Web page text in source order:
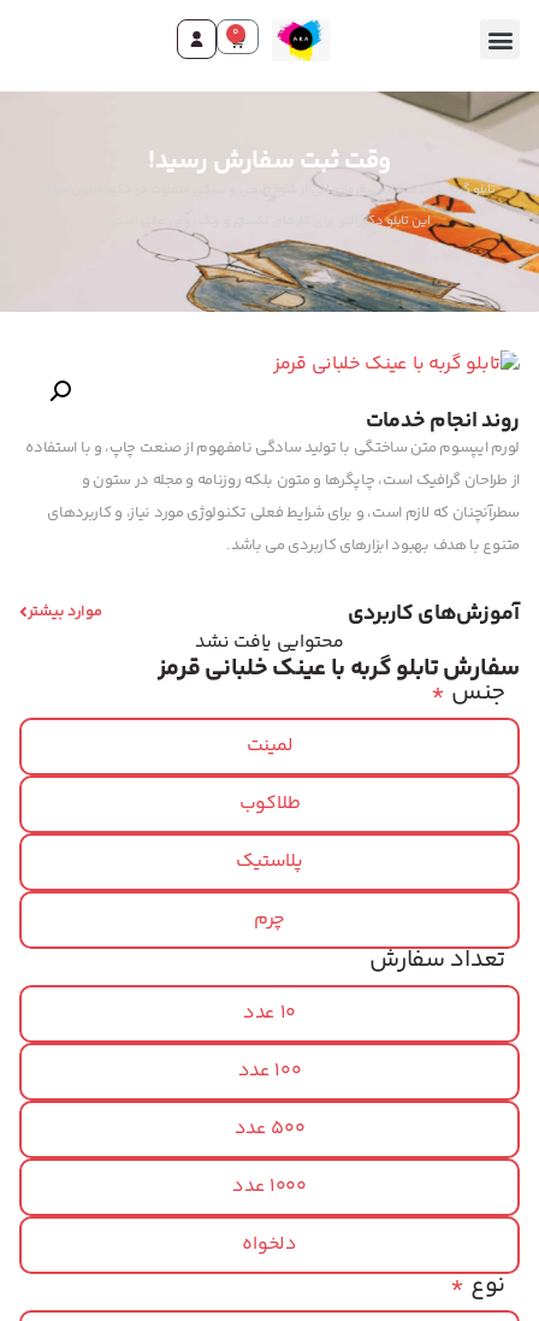
0
وقت ثبت سفارش رسید!
تابلو گربه با عینک خلبانی قرمز: بیانی از شوخ‌طبعی و سبکی متفاوت در دکوراسیون شما.
این تابلو دکوراتیو برای کارهای تکسچر و رنگ روغن عالی است.
روند انجام خدمات
لورم ایپسوم متن ساختگی با تولید سادگی نامفهوم از صنعت چاپ، و با استفاده
از طراحان گرافیک است، چاپگرها و متون بلکه روزنامه و مجله در ستون و
سطرآنچنان که لازم است، و برای شرایط فعلی تکنولوژی مورد نیاز، و کاربردهای
متنوع با هدف بهبود ابزارهای کاربردی می باشد.
آموزش‌های کاربردی موارد بیشتر
محتوایی یافت نشد
سفارش تابلو گربه با عینک خلبانی قرمز
*جنس
لمینت
طلاکوب
پلاستیک
چرم
تعداد سفارش
10 عدد
100 عدد
500 عدد
1000 عدد
دلخواه
*نوع